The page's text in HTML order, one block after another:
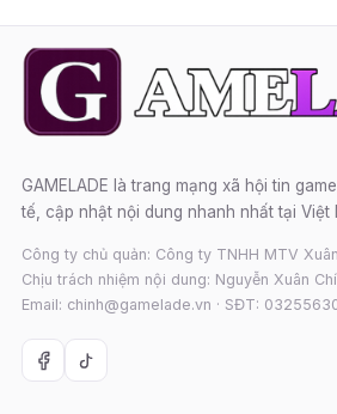
GAMELADE là trang mạng xã hội tin
tế, cập nhật nội dung nhanh nhất tại Việt
Công ty chủ quản: Công ty TNHH MTV
Chịu trách nhiệm nội dung: Nguyễn Xuân
Email: chinh@gamelade.vn · SĐT: